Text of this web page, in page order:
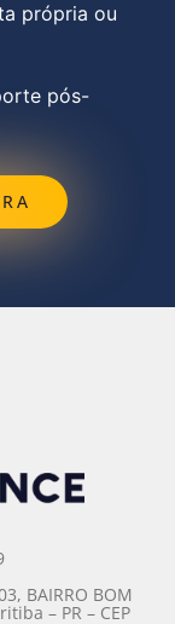
própria ou
pós-
BAIRRO BOM
– PR – CEP